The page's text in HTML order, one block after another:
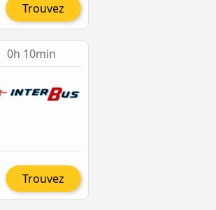
Trouvez
0h 10min
Trouvez